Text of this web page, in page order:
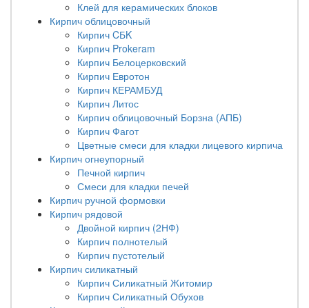
Клей для керамических блоков
Кирпич облицовочный
Кирпич CБK
Кирпич Prokeram
Кирпич Белоцерковский
Кирпич Евротон
Кирпич КЕРАМБУД
Кирпич Литос
Кирпич облицовочный Борзна (АПБ)
Кирпич Фагот
Цветные смеси для кладки лицевого кирпича
Кирпич огнеупорный
Печной кирпич
Смеси для кладки печей
Кирпич ручной формовки
Кирпич рядовой
Двойной кирпич (2НФ)
Кирпич полнотелый
Кирпич пустотелый
Кирпич силикатный
Кирпич Силикатный Житомир
Кирпич Силикатный Обухов